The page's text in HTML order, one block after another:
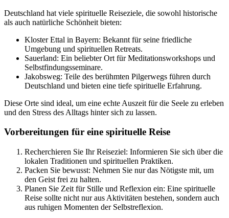
Deutschland hat viele spirituelle Reiseziele, die sowohl historische
als auch natürliche Schönheit bieten:
Kloster Ettal in Bayern: Bekannt für seine friedliche
Umgebung und spirituellen Retreats.
Sauerland: Ein beliebter Ort für Meditationsworkshops und
Selbstfindungsseminare.
Jakobsweg: Teile des berühmten Pilgerwegs führen durch
Deutschland und bieten eine tiefe spirituelle Erfahrung.
Diese Orte sind ideal, um eine echte Auszeit für die Seele zu erleben
und den Stress des Alltags hinter sich zu lassen.
Vorbereitungen für eine spirituelle Reise
Recherchieren Sie Ihr Reiseziel: Informieren Sie sich über die
lokalen Traditionen und spirituellen Praktiken.
Packen Sie bewusst: Nehmen Sie nur das Nötigste mit, um
den Geist frei zu halten.
Planen Sie Zeit für Stille und Reflexion ein: Eine spirituelle
Reise sollte nicht nur aus Aktivitäten bestehen, sondern auch
aus ruhigen Momenten der Selbstreflexion.